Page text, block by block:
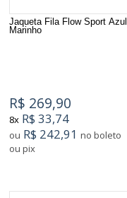
Jaqueta Fila Flow Sport Azul
Marinho
R$ 269,90
8x R$ 33,74
ou R$ 242,91 no boleto
ou pix